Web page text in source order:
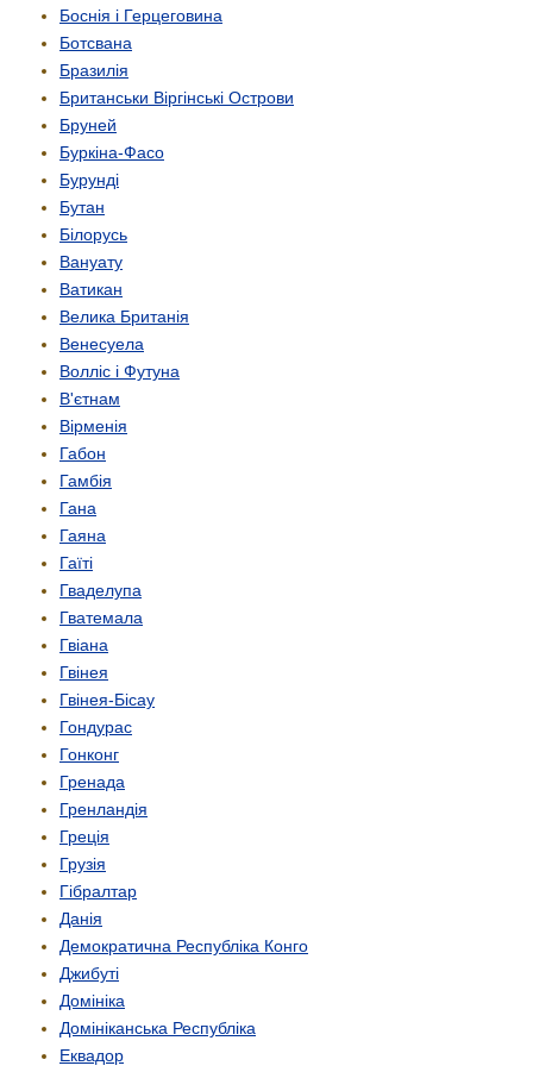
Боснія і Герцеговина
Ботсвана
Бразилія
Британськи Віргінські Острови
Бруней
Буркіна-Фасо
Бурунді
Бутан
Білорусь
Вануату
Ватикан
Велика Британія
Венесуела
Волліс і Футуна
В'єтнам
Вірменія
Габон
Гамбія
Гана
Гаяна
Гаїті
Гваделупа
Гватемала
Гвіана
Гвінея
Гвінея-Бісау
Гондурас
Гонконг
Гренада
Гренландія
Греція
Грузія
Гібралтар
Данія
Демократична Республіка Конго
Джибуті
Домініка
Домініканська Республіка
Еквадор